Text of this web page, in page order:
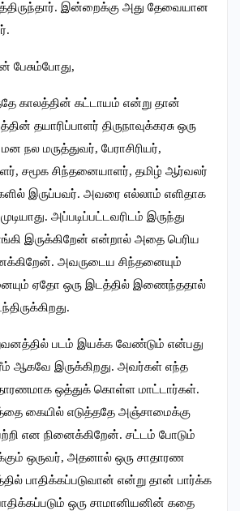
இன்றைக்கு அது தேவையான
பேசும்போது,
காலத்தின் கட்டாயம் என்று தான்
தயாரிப்பாளர் திருநாவுக்கரசு ஒரு
நல மருத்துவர், பேராசிரியர்,
சமூக சிந்தனையாளர், தமிழ் ஆர்வலர்
இருப்பவர். அவரை எல்லாம் எளிதாக
அப்படிப்பட்டவரிடம் இருந்து
இருக்கிறேன் என்றால் அதை பெரிய
அவருடைய சிந்தனையும்
ஏதோ ஒரு இடத்தில் இணைந்ததால்
படம் இயக்க வேண்டும் என்பது
ஆகவே இருக்கிறது. அவர்கள் எந்த
ஒத்துக் கொள்ள மாட்டார்கள்.
கையில் எடுத்ததே அஞ்சாமைக்கு
என நினைக்கிறேன். சட்டம் போடும்
ஒருவர், அதனால் ஒரு சாதாரண
பாதிக்கப்படுவான் என்று தான் பார்க்க
ஒரு சாமானியனின் கதை